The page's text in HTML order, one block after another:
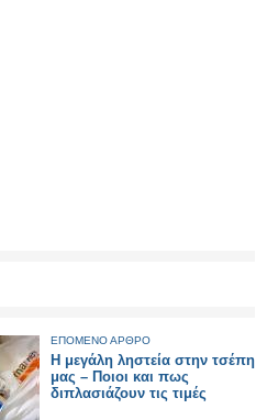
ΕΠΟΜΕΝΟ ΑΡΘΡΟ
Η μεγάλη ληστεία στην τσέπη
μας – Ποιοι και πως
διπλασιάζουν τις τιμές